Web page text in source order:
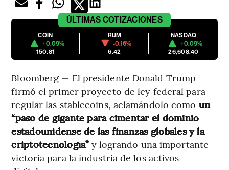
ÚLTIMAS COTIZACIONES
COIN
+0.09%
150.81
RUM
-0.16%
6.42
NASDAQ
+0.09%
26,608.40
Bloomberg — El presidente Donald Trump
firmó el primer proyecto de ley federal para
regular las stablecoins, aclamándolo como un
“paso de gigante para cimentar el dominio
estadounidense de las finanzas globales y la
criptotecnología”y logrando una importante
victoria para la industria de los activos